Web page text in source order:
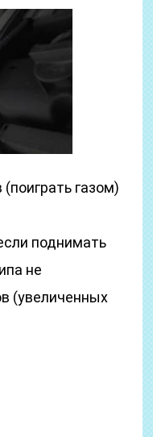
газом)
поднимать
не
(увеличенных